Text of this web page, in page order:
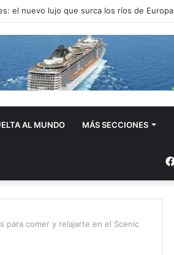
el nuevo lujo que surca los ríos de Europa
AL MUNDO MÁS SECCIONES
para comer y relajarte en el Scenic